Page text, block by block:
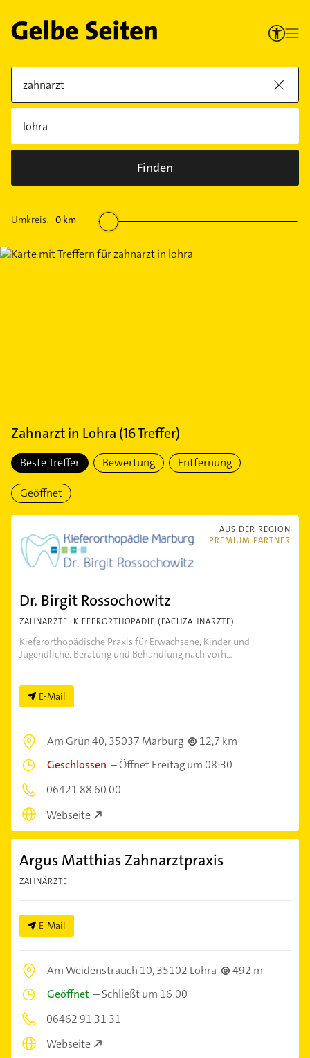
Finden
Umkreis: 0 km
Zahnarztin Lohra (16Treffer)
Beste Treffer Bewertung Entfernung
Geöffnet
AUS DER REGION
PREMIUM PARTNER
Dr. Birgit Rossochowitz
ZAHNÄRZTE: KIEFERORTHOPÄDIE (FACHZAHNÄRZTE)
Kieferorthopädische Praxis für Erwachsene, Kinder und
Jugendliche. Beratung und Behandlung nach vorh...
E-Mail
Am Grün 40,35037 Marburg
12,7 km
Geschlossen –Öffnet Freitag um 08:30
06421 88 60 00
Webseite
Argus Matthias Zahnarztpraxis
ZAHNÄRZTE
E-Mail
Am Weidenstrauch 10,35102 Lohra
492 m
Geöffnet –Schließt um 16:00
06462 91 31 31
Webseite